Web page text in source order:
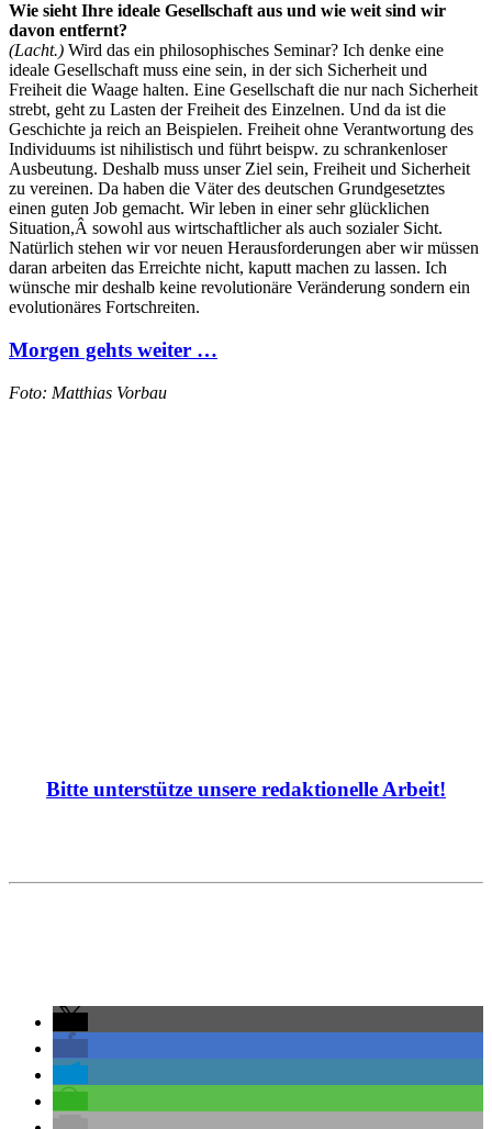
Wie sieht Ihre ideale Gesellschaft aus und wie weit sind wir
davon entfernt?
(Lacht.) Wird das ein philosophisches Seminar? Ich denke eine
ideale Gesellschaft muss eine sein, in der sich Sicherheit und
Freiheit die Waage halten. Eine Gesellschaft die nur nach Sicherheit
strebt, geht zu Lasten der Freiheit des Einzelnen. Und da ist die
Geschichte ja reich an Beispielen. Freiheit ohne Verantwortung des
Individuums ist nihilistisch und führt beispw. zu schrankenloser
Ausbeutung. Deshalb muss unser Ziel sein, Freiheit und Sicherheit
zu vereinen. Da haben die Väter des deutschen Grundgesetztes
einen guten Job gemacht. Wir leben in einer sehr glücklichen
Situation,Â sowohl aus wirtschaftlicher als auch sozialer Sicht.
Natürlich stehen wir vor neuen Herausforderungen aber wir müssen
daran arbeiten das Erreichte nicht, kaputt machen zu lassen. Ich
wünsche mir deshalb keine revolutionäre Veränderung sondern ein
evolutionäres Fortschreiten.
Morgen gehts weiter …
Foto: Matthias Vorbau
Bitte unterstütze unsere redaktionelle Arbeit!